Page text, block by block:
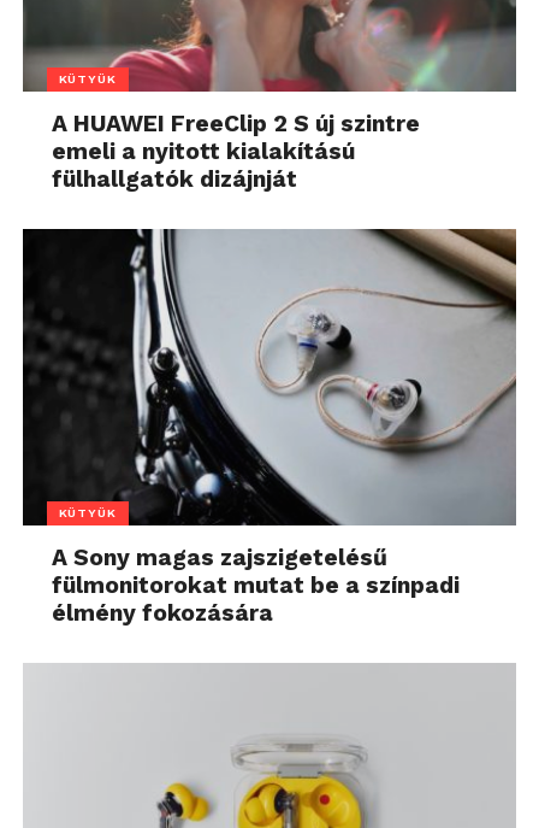
KÜTYÜK
A HUAWEI FreeClip 2 S új szintre
emeli a nyitott kialakítású
fülhallgatók dizájnját
KÜTYÜK
A Sony magas zajszigetelésű
fülmonitorokat mutat be a színpadi
élmény fokozására